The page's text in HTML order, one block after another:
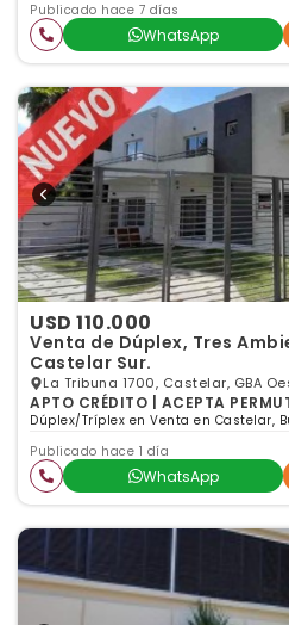
Publicado hace 7 días
WhatsApp
USD 110.000
Venta de Dúplex, Tres
Castelar Sur.
La Tribuna 1700, Castelar, GBA
APTO CRÉDITO | ACEPTA
dormitorios | 1 baño
Dúplex/Tríplex en Venta en Castelar,
Publicado hace 1 día
WhatsApp